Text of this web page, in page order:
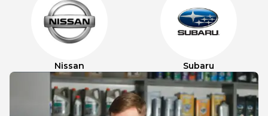
Nissan Subaru